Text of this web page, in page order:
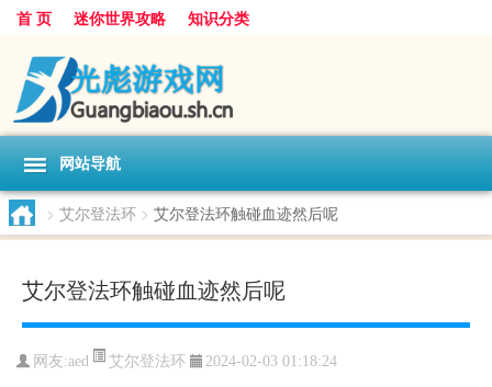
首 页 迷你世界攻略 知识分类
网站导航
> 艾尔登法环 > 艾尔登法环触碰血迹然后呢
艾尔登法环触碰血迹然后呢
网友:aed 艾尔登法环 2024-02-03 01:18:24